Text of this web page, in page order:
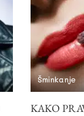
Šminkanje
KAKO